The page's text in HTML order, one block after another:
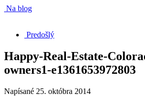
Na blog
Predošlý
Happy-Real-Estate-
owners1-e1361653972803
Napísané 25. októbra 2014